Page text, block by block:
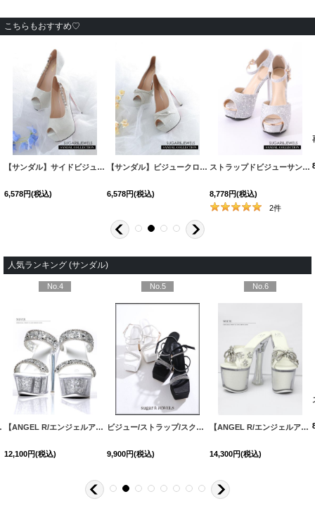
こちらもおすすめ♡
2]
[S3132YN] [S3168YN]
【サンダル】サイドビジューグリッターサンダル【35-39サイズ/1カラー】[OF02] 【YN】
6,578円(税込)
【サンダル】ビジュークロスサンダル【35-39サイズ/1カラー】[OF02] 【YN】
6,578円(税込)
ストラップドビジューサンダル【34-40サイズ/2カラー】[OF02]
8,778円(税込)
2件
人気ランキング (サンダル)
[S3168YN ] [S3206]
】[OF02] [S3132YN]
No.4
【ANGEL R/エンジェルアール】15cmヒール/ ビジュー/ ラメ/ ラインストーン/ オープントゥ/ ハイヒール/ サンダル[OF02]
12,100円(税込)
No.5
ビジュー/ストラップ/スクエアトゥ/サンダル【2カラー】[OF02]
9,900円(税込)
No.6
【ANGEL R/エンジェルアール】17cmヒール/ ビジュー/ リボンモチーフ/ グリッター/ スケルトン/ ハイヒール /サンダル[OF02]
14,300円(税込)